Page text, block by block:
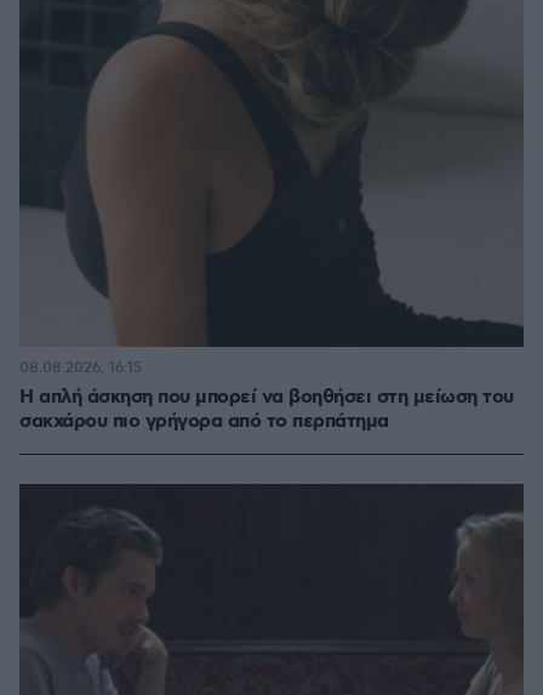
Η απλή άσκηση που μπορεί να βοηθήσει στη μείωση του
σακχάρου πιο γρήγορα από το περπάτημα
08.08.2026, 16:15